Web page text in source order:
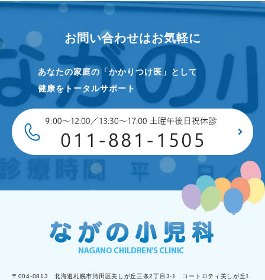
お問い合わせはお気軽に
あなたの家庭の「かかりつけ医」として
健康をトータルサポート
〒004-0813 北海道札幌市清田区美しが丘三条2丁目3-1 コートロティ美しが丘1